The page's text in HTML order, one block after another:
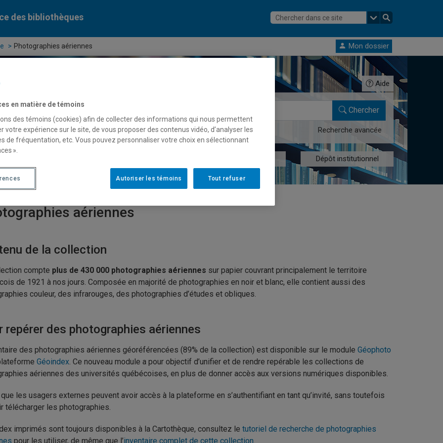
des bibliothèques
Photographies aériennes Mon dossier
Aide
dans le catalogue des bibliothèques de l'UQAM Chercher
de cours Recherche avancée
Dépôt institutionnel
aériennes
de la collection
compte plus de 430 000 photographies aériennes sur papier couvrant principalement le territoire
de 1921 à nos jours. Composée en majorité de photographies en noir et blanc, elle contient aussi des
couleur, des infrarouges, des photographies d’études et obliques.
repérer des photographies aériennes
des photographies aériennes géoréférencées (89% de la collection) est disponible sur le module Géophoto
Géoindex. Ce nouveau module a pour objectif d’unifier et de rendre repérable les collections de
aériennes des universités québécoises, en plus de donner accès aux versions numériques disponibles.
les usagers externes peuvent avoir accès à la plateforme en s’authentifiant en tant qu’invité, sans toutefois
télécharger les photographies.
imprimés sont toujours disponibles à la Cartothèque, consultez le tutoriel de recherche de photographies
pour les utiliser, de même que l’inventaire complet de cette collection
en matière de témoins
des témoins (cookies) afin de collecter des informations qui nous permettent
votre expérience sur le site, de vous proposer des contenus vidéo, d’analyser les
de fréquentation, etc. Vous pouvez personnaliser votre choix en sélectionnant
».
Tout refuser
Autoriser les témoins